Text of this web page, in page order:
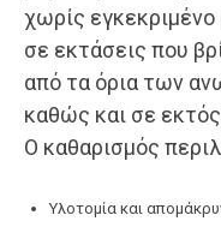
χωρίς εγκεκριμένο
σε εκτάσεις που
από τα όρια των
καθώς και σε
Ο καθαρισμός
Υλοτομία και